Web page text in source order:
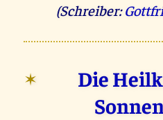
(Schreiber:
✶
Die